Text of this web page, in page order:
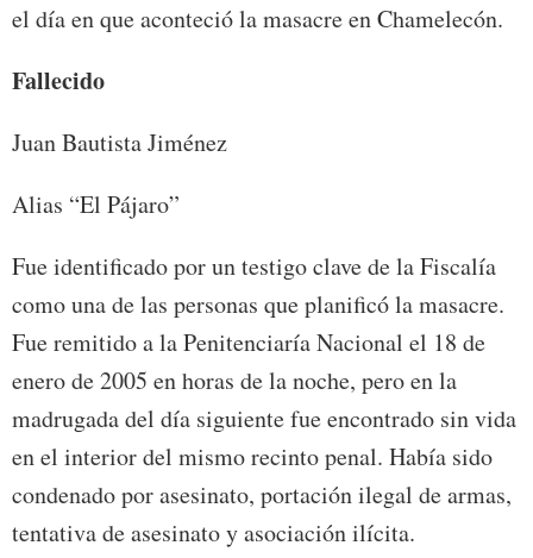
el día en que aconteció la masacre en Chamelecón.
Fallecido
Juan Bautista Jiménez
Alias “El Pájaro”
Fue identificado por un testigo clave de la Fiscalía
como una de las personas que planificó la masacre.
Fue remitido a la Penitenciaría Nacional el 18 de
enero de 2005 en horas de la noche, pero en la
madrugada del día siguiente fue encontrado sin vida
en el interior del mismo recinto penal. Había sido
condenado por asesinato, portación ilegal de armas,
tentativa de asesinato y asociación ilícita.